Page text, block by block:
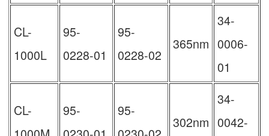
CL-
1000L
95-
0228-01
95-
0228-02
365nm
34-
0006-
01
CL-
95-
95-
302nm
34-
0042-